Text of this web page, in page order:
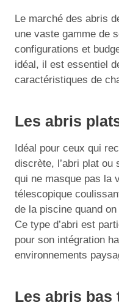
Le marché des abris
une vaste gamme de
configurations et
idéal, il est essentiel
caractéristiques de
Les abris
Idéal pour ceux qui
discrète, l’abri plat ou
qui ne masque pas la
télescopique
de la piscine quand
Ce type d’abri est
pour son intégration
environnements
Les abris bas